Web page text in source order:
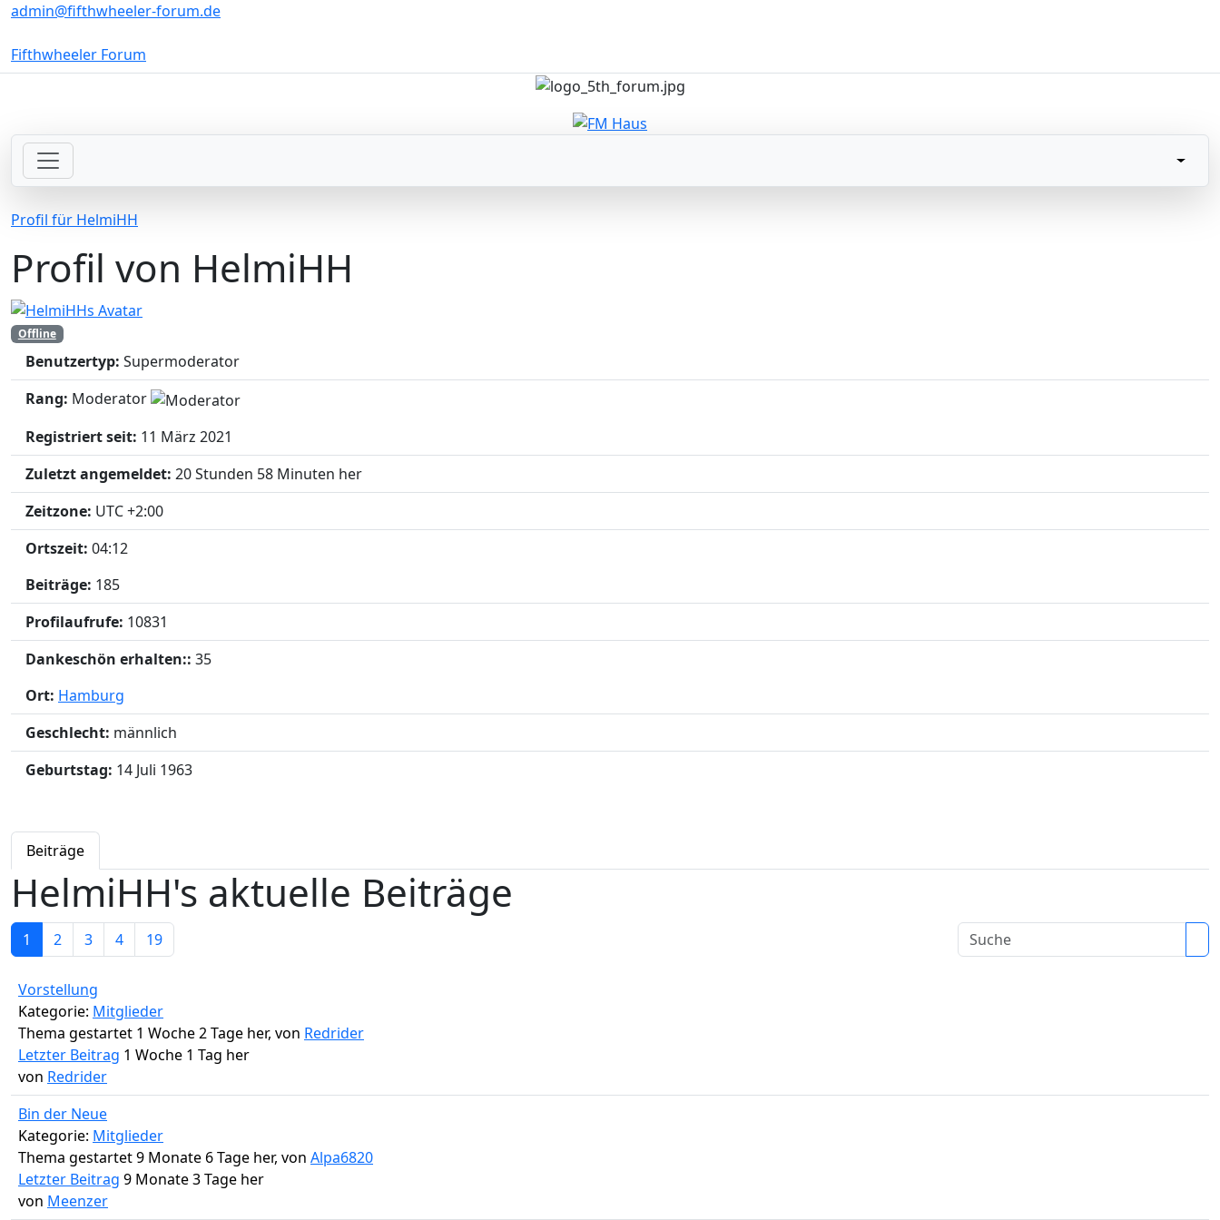
admin@fifthwheeler-forum.de
Fifthwheeler Forum
Profil für HelmiHH
Profil von HelmiHH
Offline
Benutzertyp: Supermoderator
Rang: Moderator
Registriert seit: 11 März 2021
Zuletzt angemeldet: 20 Stunden 58 Minuten her
Zeitzone: UTC +2:00
Ortszeit: 04:12
Beiträge: 185
Profilaufrufe: 10831
Dankeschön erhalten:: 35
Ort: Hamburg
Geschlecht: männlich
Geburtstag: 14 Juli 1963
Beiträge
HelmiHH's aktuelle Beiträge
1 2 3 4 19
Vorstellung
Kategorie: Mitglieder
Thema gestartet 1 Woche 2 Tage her, von Redrider
Letzter Beitrag 1 Woche 1 Tag her
von Redrider
Bin der Neue
Kategorie: Mitglieder
Thema gestartet 9 Monate 6 Tage her, von Alpa6820
Letzter Beitrag 9 Monate 3 Tage her
von Meenzer